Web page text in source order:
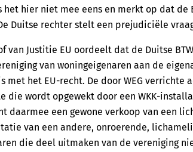
het hier niet mee eens en merkt op dat
Duitse rechter stelt een prejudiciële
van Justitie EU oordeelt dat de Duitse
van woningeigenaren aan de
met het EU-recht. De door WEG
die wordt opgewekt door een WKK-
daarmee een gewone verkoop van een
van een andere, onroerende,
die deel uitmaken van de vereniging